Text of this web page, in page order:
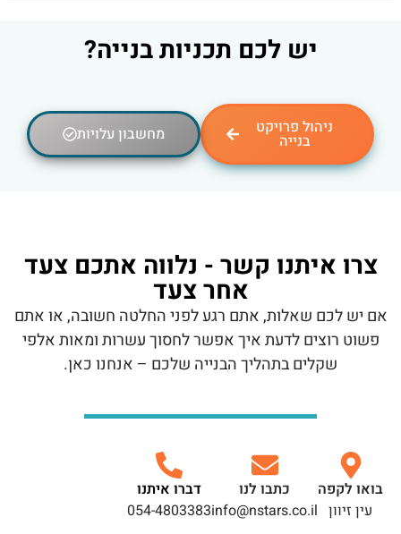
יש לכם תכניות בנייה?
ניהול פרויקט
בנייה מחשבון עלויות
צרו איתנו קשר - נלווה אתכם צעד
אחר צעד
אם יש לכם שאלות, אתם רגע לפני החלטה חשובה, או אתם
פשוט רוצים לדעת איך אפשר לחסוך עשרות ומאות אלפי
שקלים בתהליך הבנייה שלכם – אנחנו כאן.
בואו לקפה
עין זיוון
כתבו לנו
info@nstars.co.il
דברו איתנו
054-4803383